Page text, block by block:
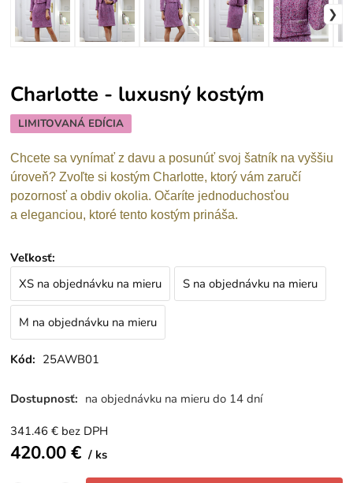
Charlotte - luxusný kostým
LIMITOVANÁ EDÍCIA
Chcete sa vynímať z davu a posunúť svoj šatník na vyššiu
úroveň? Zvoľte si kostým Charlotte, ktorý vám zaručí
pozornosť a obdiv okolia. Očaríte jednoduchosťou
a eleganciou, ktoré tento kostým prináša.
Veľkosť:
XS na objednávku na mieru
S na objednávku na mieru
M na objednávku na mieru
Kód: 25AWB01
Dostupnosť: na objednávku na mieru do 14 dní
341.46 € bez DPH
420.00€ ks